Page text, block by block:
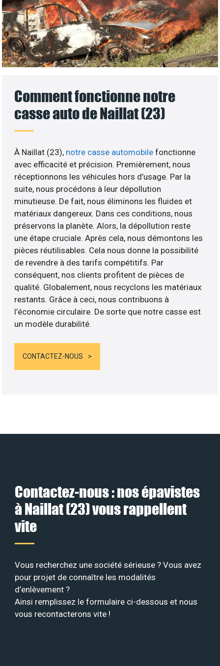
Comment fonctionne notre
casse auto de Naillat (23)
À Naillat (23), notre casse automobilefonctionne
avec efficacité et précision. Premièrement, nous
réceptionnons les véhicules hors d’usage. Par la
suite, nous procédons à leur dépollution
minutieuse. De fait, nous éliminons les fluides et
matériaux dangereux. Dans ces conditions, nous
préservons la planète. Alors, la dépollution reste
une étape cruciale. Après cela, nous démontons les
pièces réutilisables. Cela nous donne la possibilité
de revendre à des tarifs compétitifs. Par
conséquent, nos clients profitent de pièces de
qualité. Globalement, nous recyclons les matériaux
restants. Grâce à ceci, nous contribuons à
l’économie circulaire. De sorte que notre casse est
un modèle durabilité.
CONTACTEZ-NOUS
Contactez-nous : nos épavistes
à Naillat (23) vous rappellent
vite
Vous recherchez une société sérieuse ? Vous avez
pour projet de connaître les modalités
d’enlèvement ?
Ainsi remplissez le formulaire ci-dessous et nous
vous recontacterons vite !